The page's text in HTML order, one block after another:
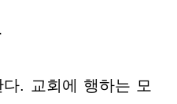
. 교회에 행하는 모